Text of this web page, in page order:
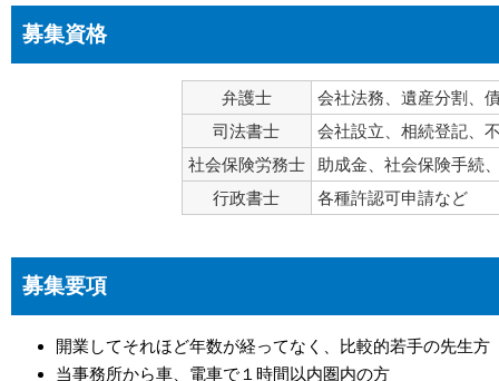
募集資格
弁護士
会社法務、遺産分割、
司法書士
会社設立、相続登記、
社会保険労務士
助成金、社会保険手続
行政書士
各種許認可申請など
募集要項
開業してそれほど年数が経ってなく、比較的若手の先生方
当事務所から車、電車で１時間以内圏内の方